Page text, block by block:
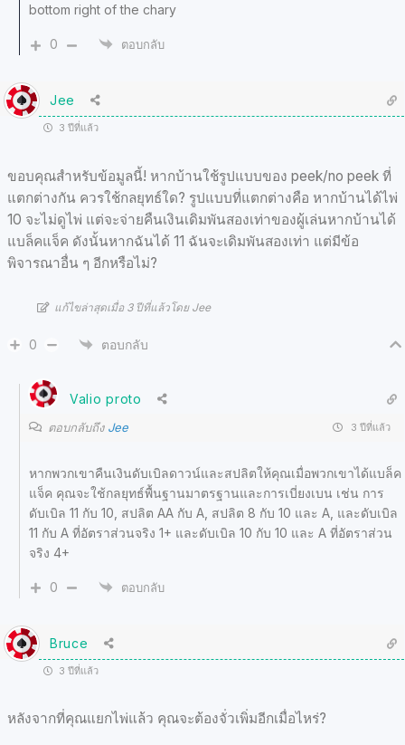
bottom right of the chary
0 ตอบกลับ
Jee
3 ปีที่แล้ว
ขอบคุณสำหรับข้อมูลนี้! หากบ้านใช้รูปแบบของ peek/no peek ที่
แตกต่างกัน ควรใช้กลยุทธ์ใด? รูปแบบที่แตกต่างคือ หากบ้านได้ไพ่
10 จะไม่ดูไพ่ แต่จะจ่ายคืนเงินเดิมพันสองเท่าของผู้เล่นหากบ้านได้
แบล็คแจ็ค ดังนั้นหากฉันได้ 11 ฉันจะเดิมพันสองเท่า แต่มีข้อ
พิจารณาอื่น ๆ อีกหรือไม่?
แก้ไขล่าสุดเมื่อ 3 ปีที่แล้วโดย Jee
0 ตอบกลับ
Valio proto
ตอบกลับถึง Jee 3 ปีที่แล้ว
หากพวกเขาคืนเงินดับเบิลดาวน์และสปลิตให้คุณเมื่อพวกเขาได้แบล็ค
แจ็ค คุณจะใช้กลยุทธ์พื้นฐานมาตรฐานและการเบี่ยงเบน เช่น การ
ดับเบิล 11 กับ 10, สปลิต AA กับ A, สปลิต 8 กับ 10 และ A, และดับเบิล
11 กับ A ที่อัตราส่วนจริง 1+ และดับเบิล 10 กับ 10 และ A ที่อัตราส่วน
จริง 4+
0 ตอบกลับ
Bruce
3 ปีที่แล้ว
หลังจากที่คุณแยกไพ่แล้ว คุณจะต้องจั่วเพิ่มอีกเมื่อไหร่?